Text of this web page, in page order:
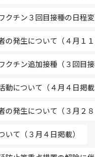
クチン３回目接種の日程
発生について（４月１１
クチン追加接種（３回目
動について（４月４日掲載
発生について（３月２８
いて（３月４日掲載）